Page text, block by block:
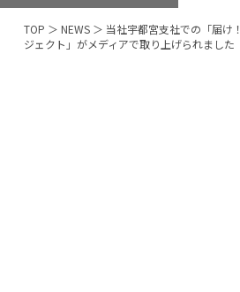
TOP ＞ NEWS＞ 当社宇都宮支社での「届け
ジェクト」がメディアで取り上げられました